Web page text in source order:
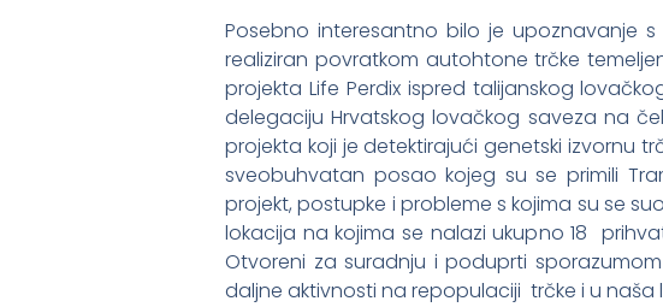
Posebno interesantno bilo je upoznavanje s
realiziran povratkom autohtone trčke
projekta Life Perdix ispred talijanskog
delegaciju Hrvatskog lovačkog saveza na
projekta koji je detektirajući genetski izvornu
sveobuhvatan posao kojeg su se primili
projekt, postupke i probleme s kojima su se
lokacija na kojima se nalazi ukupno 18
Otvoreni za suradnju i poduprti
daljne aktivnosti na repopulaciji trčke i u naša